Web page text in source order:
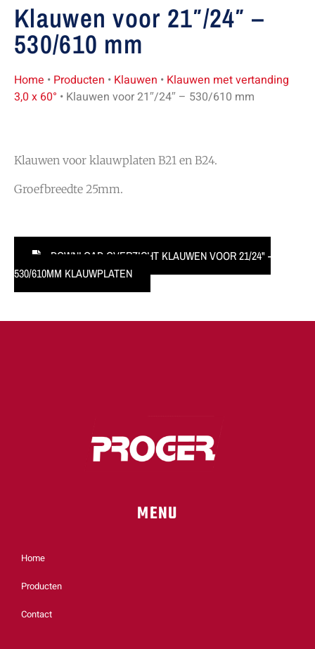
Klauwen voor 21″/24″ –
530/610 mm
Home • Producten • Klauwen • Klauwen met vertanding
3,0 x 60° • Klauwen voor 21″/24″ – 530/610 mm
Klauwen voor klauwplaten B21 en B24.
Groefbreedte 25mm.
DOWNLOAD OVERZICHT KLAUWEN VOOR 21/24" -
530/610MM KLAUWPLATEN
MENU
Home
Producten
Contact